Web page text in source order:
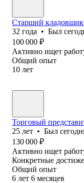
Старший кладовщик
32 года • Был
100 000 ₽
Активно ищет
Общий опыт
10 лет
Торговый
25 лет • Был
130 000 ₽
Активно ищет
Конкретные
Общий опыт
6 лет 6 месяцев